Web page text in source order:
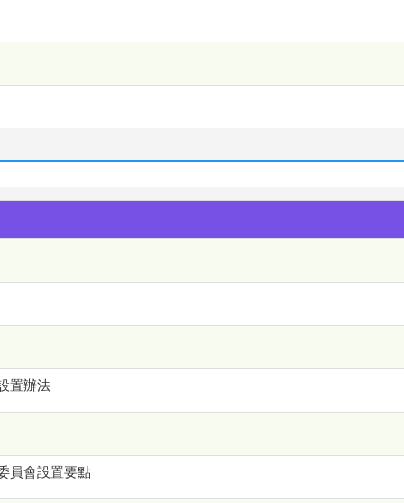
置辦法
員會設置要點